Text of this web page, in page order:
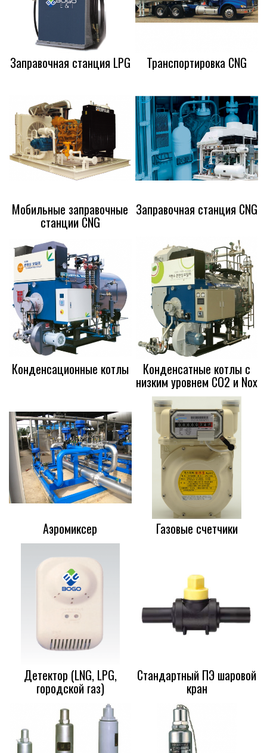
Заправочная станция LPG Транспортировка CNG
Мобильные заправочные
станции CNG
Заправочная станция CNG
Конденсационные котлы Конденсатные котлы с
низким уровнем CO2 и Nox
Аэромиксер Газовые счетчики
Детектор (LNG, LPG,
городской газ)
Стандартный ПЭ шаровой
кран